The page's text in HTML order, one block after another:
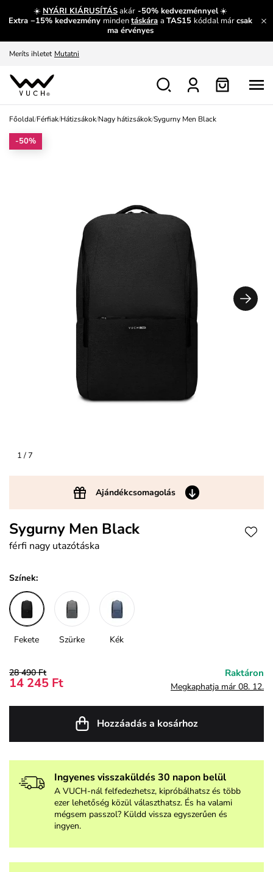
☀️ NYÁRI KIÁRUSÍTÁSakár -50% kedvezménnyel☀️
Extra −15% kedvezmény mindentáskára a TAS15 kóddal márcsak
ma érvényes
És mi az, amit máshol nem lehet megtudni?
Fedezze fel velünk az újdonságokat. Megtekintés
Meríts ihletet Mutatni
Ingyenes csere és visszaküldés
Főoldal/Férfiak/Hátizsákok/Nagy hátizsákok/Sygurny Men Black
1/ 7
Ajándékcsomagolás
-50%
Sygurny Men Black
férfi nagy utazótáska
Színek:
Fekete Szürke Kék
28 490 Ft
14 245 Ft
Raktáron
Megkaphatja már 08. 12.
Hozzáadás a kosárhoz
Ingyenes visszaküldés 30 napon belül
A VUCH-nál felfedezhetsz, kipróbálhatsz és több
ezer lehetőség közül választhatsz. És ha valami
mégsem passzol? Küldd vissza egyszerűen és
ingyen.